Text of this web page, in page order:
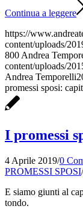
Continua a leggere
https://
content/uploads/
800 Andrea
content/uploads/
Andrea Temporelli
promessi sposi:
I promessi
4 Aprile 2019/0
PROMESSI SPOSI/
E siamo giunti al
tondo.